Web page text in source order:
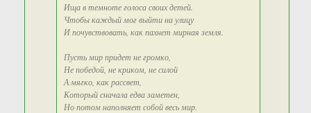
Ища в темноте голоса своих детей.
Чтобы каждый мог выйти на улицу
И почувствовать, как пахнет мирная земля.
Пусть мир придет не громко,
Не победой, не криком, не силой
А мягко, как рассвет,
Который сначала едва заметен,
Но потом наполняет собой весь мир.